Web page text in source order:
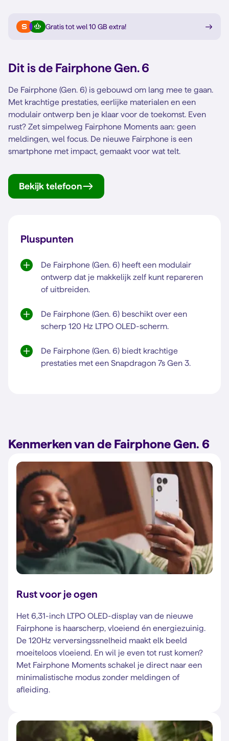
Gratis tot wel 10 GB extra!
Dit is de Fairphone Gen. 6
De Fairphone (Gen. 6) is gebouwd om lang mee te gaan.
Met krachtige prestaties, eerlijke materialen en een
modulair ontwerp ben je klaar voor de toekomst. Even
rust? Zet simpelweg Fairphone Moments aan: geen
meldingen, wel focus. De nieuwe Fairphone is een
smartphone met impact, gemaakt voor wat telt.
Bekijk telefoon
Pluspunten
De Fairphone (Gen. 6) heeft een modulair
ontwerp dat je makkelijk zelf kunt repareren
of uitbreiden.
De Fairphone (Gen. 6) beschikt over een
scherp 120 Hz LTPO OLED-scherm.
De Fairphone (Gen. 6) biedt krachtige
prestaties met een Snapdragon 7s Gen 3.
Kenmerken van de Fairphone Gen. 6
Rust voor je ogen
Het 6,31-inch LTPO OLED-display van de nieuwe
Fairphone is haarscherp, vloeiend én energiezuinig.
De 120Hz verversingssnelheid maakt elk beeld
moeiteloos vloeiend. En wil je even tot rust komen?
Met Fairphone Moments schakel je direct naar een
minimalistische modus zonder meldingen of
afleiding.